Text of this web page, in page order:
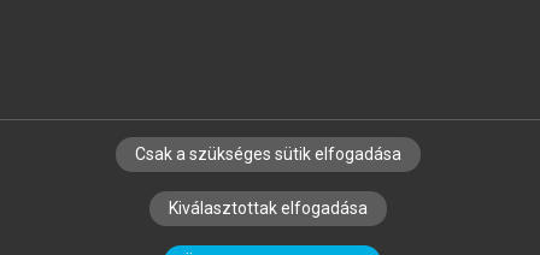
SZERZŐKNEK CÉGEKNEK KÖNYVTÁROSOKNAK
SZERKESZTÉSI ÉS LEKTORÁLÁSI ALAPELVEK
Csak a szükséges sütik elfogadása
Kiválasztottak elfogadása